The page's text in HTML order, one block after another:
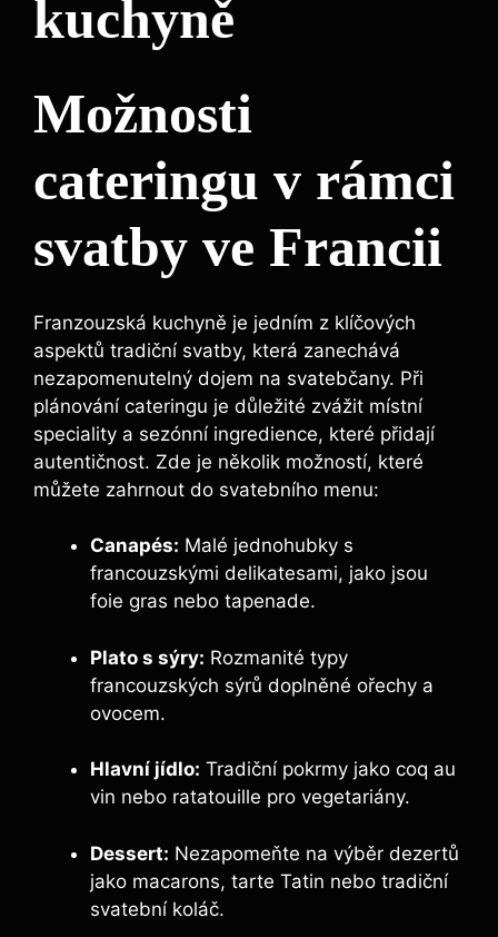
kuchyně
Možnosti
cateringu v rámci
svatby ve Francii
Franzouzská kuchyně je jedním z klíčových
aspektů tradiční svatby, která zanechává
nezapomenutelný dojem na svatebčany. Při
plánování cateringu je důležité zvážit místní
speciality a sezónní ingredience, které přidají
autentičnost. Zde je několik možností, které
můžete zahrnout do svatebního menu:
Canapés: Malé jednohubky s
francouzskými delikatesami, jako jsou
foie gras nebo tapenade.
Plato s sýry: Rozmanité typy
francouzských sýrů doplněné ořechy a
ovocem.
Hlavní jídlo: Tradiční pokrmy jako coq au
vin nebo ratatouille pro vegetariány.
Dessert: Nezapomeňte na výběr dezertů
jako macarons, tarte Tatin nebo tradiční
svatební koláč.